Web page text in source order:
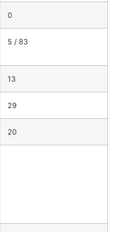
0
5 / 83
13
29
20